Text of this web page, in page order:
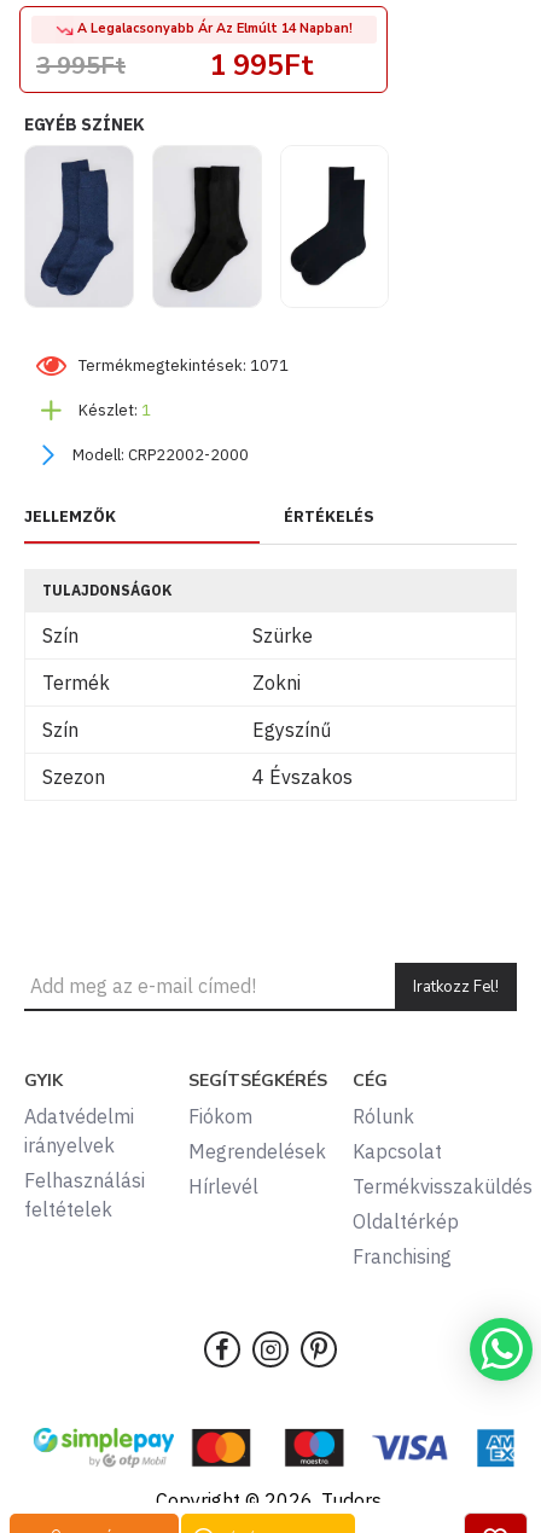
Készlet: 1
Modell: CRP22002-2000
Termékmegtekintések: 1071
1 995Ft
A Legalacsonyabb Ár Az Elmúlt 14 Napban!
3 995Ft
EGYÉB SZÍNEK
JELLEMZŐK ÉRTÉKELÉS
TULAJDONSÁGOK
Szín
Szürke
Termék
Zokni
Szín
Egyszínű
Szezon
4 Évszakos
Iratkozz Fel!
GYIK
Adatvédelmi
irányelvek
Felhasználási
feltételek
SEGÍTSÉGKÉRÉS
Fiókom
Megrendelések
Hírlevél
CÉG
Rólunk
Kapcsolat
Termékvisszaküldés
Oldaltérkép
Franchising
Copyright © 2026, Tudors,